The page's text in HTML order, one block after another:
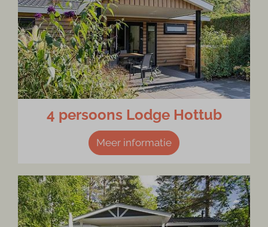
4 persoons Lodge Hottub
Meer informatie